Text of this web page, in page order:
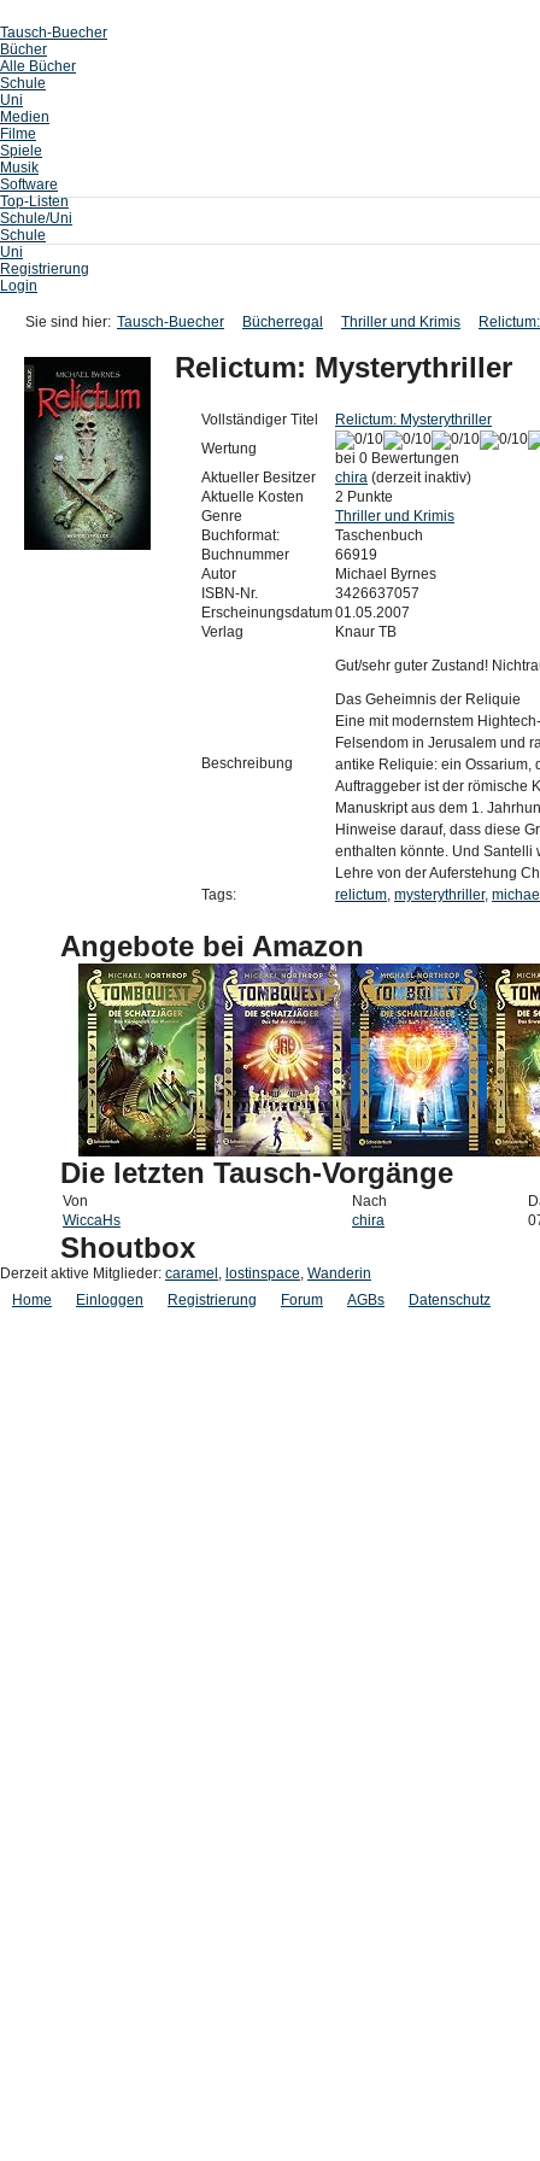
Tausch-Buecher
Bücher
Alle Bücher
Schule
Uni
Medien
Filme
Spiele
Musik
Software
Top-Listen
Schule/Uni
Schule
Uni
Registrierung
Login
Sie sind hier: Tausch-Buecher Bücherregal Thriller und Krimis
Relictum: Mysterythriller
Vollständiger Titel
Relictum: Mysterythriller
Wertung
bei 0 Bewertungen
Aktueller Besitzer
chira (derzeit inaktiv)
Aktuelle Kosten
2 Punkte
Genre
Thriller und Krimis
Buchformat:
Taschenbuch
Buchnummer
66919
Autor
Michael Byrnes
ISBN-Nr.
3426637057
Erscheinungsdatum01.05.2007
Verlag
Knaur TB
Beschreibung
Gut/sehr guter Zustand!
Das Geheimnis der Reliquie
Eine mit modernstem
Felsendom in Jerusalem und
antike Reliquie: ein Ossarium,
Auftraggeber ist der römische
Manuskript aus dem 1.
Hinweise darauf, dass diese
enthalten könnte. Und
Lehre von der Auferstehung
Tags:
relictum, mysterythriller,
Angebote bei Amazon
Die letzten Tausch-Vorgänge
Von Nach
WiccaHs
chira
Shoutbox
Derzeit aktive Mitglieder: caramel , lostinspace, Wanderin
Home
Einloggen Registrierung Forum AGBs Datenschutz